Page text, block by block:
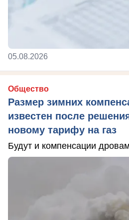
05.08.2026
Общество
Размер зимних
известен после
новому тарифу на газ
Будут и компенсации